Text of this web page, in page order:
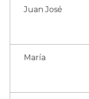
Juan José
María